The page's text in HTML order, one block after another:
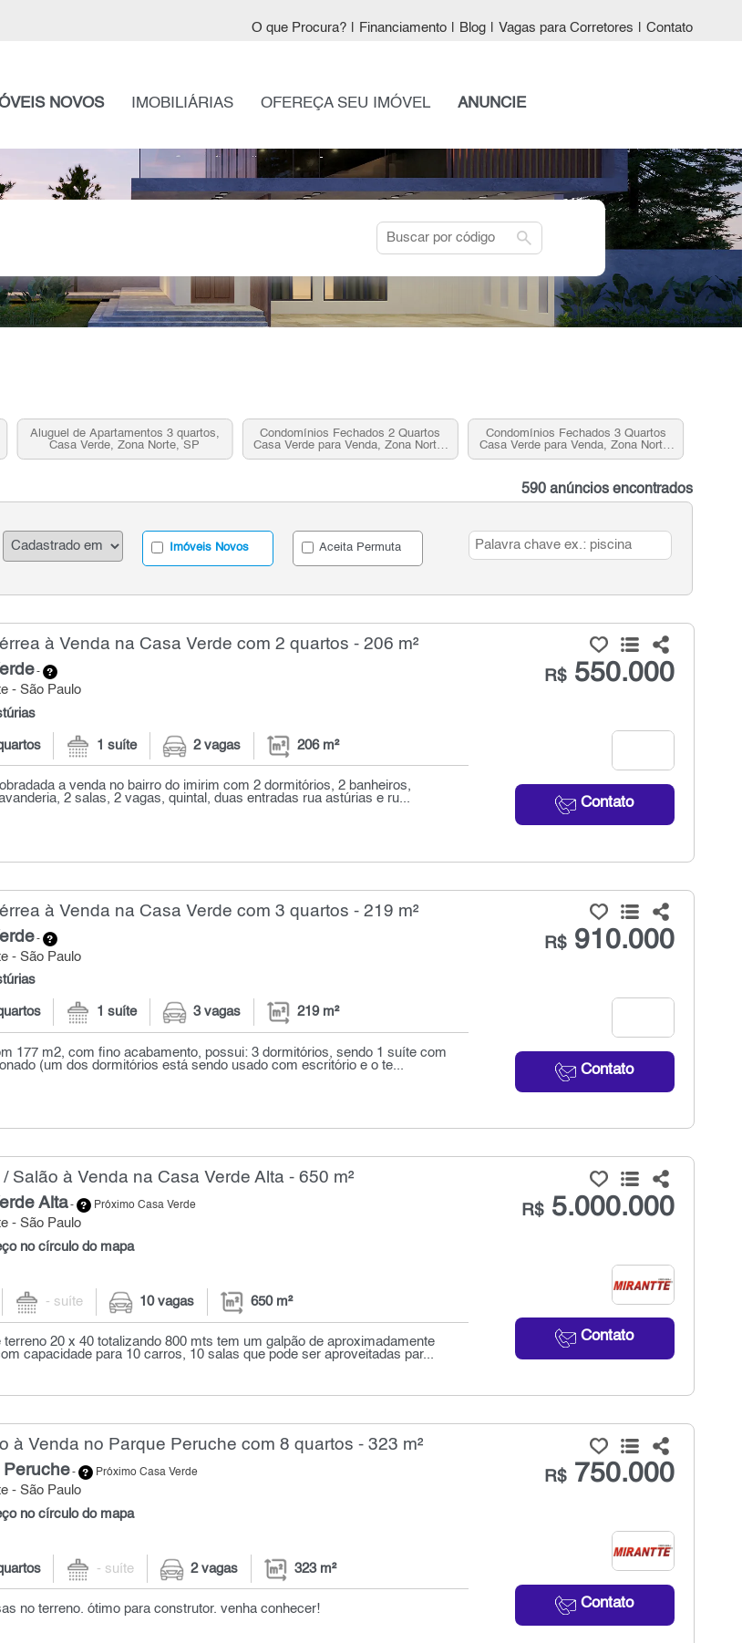
O que Procura? Financiamento Blog Vagas para Corretores Contato
NOVOS IMOBILIÁRIAS OFEREÇA SEU IMÓVEL ANUNCIE
search
Aluguel de Apartamentos 3 quartos,
Casa Verde, Zona Norte, SP
Condomínios Fechados 2 Quartos
Casa Verde para Venda, Zona Norte,
SP
Condomínios Fechados 3 Quartos
Casa Verde para Venda, Zona Norte,
SP
590 anúncios encontrados
Imóveis Novos Aceita Permuta
à Venda na Casa Verde com 2 quartos - 206 m²
-
- São Paulo
R$550.000
Contato
1 suíte 2 vagas 206 m²
a venda no bairro do imirim com 2 dormitórios, 2 banheiros,
2 salas, 2 vagas, quintal, duas entradas rua astúrias e ru...
à Venda na Casa Verde com 3 quartos - 219 m²
-
- São Paulo
R$910.000
Contato
1 suíte 3 vagas 219 m²
177 m2, com fino acabamento, possui: 3 dormitórios, sendo 1 suíte com
(um dos dormitórios está sendo usado com escritório e o te...
Salão à Venda na Casa Verde Alta - 650 m²
Alta- Próximo Casa Verde
- São Paulo
no círculo do mapa
R$5.000.000
Contato
- suíte 10 vagas 650 m²
terreno 20 x 40 totalizando 800 mts tem um galpão de aproximadamente
capacidade para 10 carros, 10 salas que pode ser aproveitadas par...
à Venda no Parque Peruche com 8 quartos - 323 m²
Peruche- Próximo Casa Verde
- São Paulo
no círculo do mapa
R$750.000
Contato
- suíte 2 vagas 323 m²
no terreno. ótimo para construtor. venha conhecer!